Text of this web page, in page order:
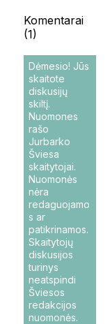
Komentarai
(1)
Dėmesio! Jūs
skaitote
diskusijų
skiltį.
Nuomones
rašo
Jurbarko
Šviesa
skaitytojai.
Nuomonės
nėra
redaguojamo
s ar
patikrinamos.
Skaitytojų
diskusijos
turinys
neatspindi
Šviesos
redakcijos
nuomonės.